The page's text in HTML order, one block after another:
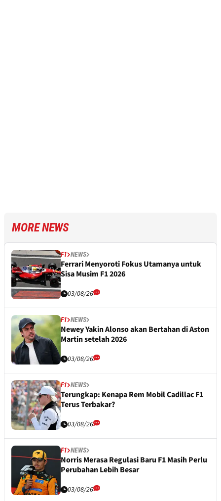
MORE NEWS
F1 NEWS
Ferrari Menyoroti Fokus Utamanya untuk
Sisa Musim F1 2026
03/08/26
F1 NEWS
Newey Yakin Alonso akan Bertahan di Aston
Martin setelah 2026
03/08/26
F1 NEWS
Terungkap: Kenapa Rem Mobil Cadillac F1
Terus Terbakar?
03/08/26
F1 NEWS
Norris Merasa Regulasi Baru F1 Masih Perlu
Perubahan Lebih Besar
03/08/26